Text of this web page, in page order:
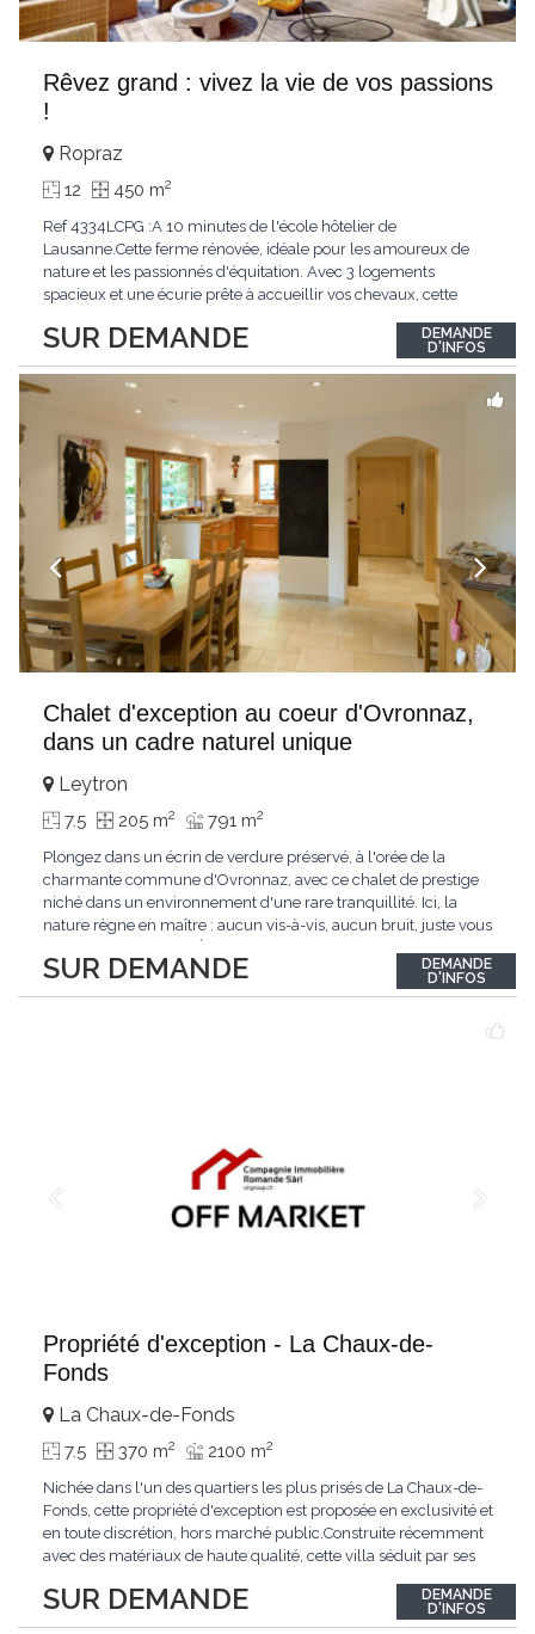
Rêvez grand : vivez la vie de vos passions
!
SUR DEMANDE
Ropraz
12 450 m2
Ref 4334LCPG :A 10 minutes de l'école hôtelier de
Lausanne.Cette ferme rénovée, idéale pour les amoureux de
nature et les passionnés d'équitation. Avec 3 logements
spacieux et une écurie prête à accueillir vos chevaux, cette
authentique et confort moderne. - 3 logements confortables :
duplex 2,5 pièces, duplex 4,5 pièces avec...
DEMANDE
D'INFOS
Chalet d'exception au coeur d'Ovronnaz,
dans un cadre naturel unique
SUR DEMANDE
Leytron
7.5 205 m2 791 m2
Plongez dans un écrin de verdure préservé, à l'orée de la
charmante commune d'Ovronnaz, avec ce chalet de prestige
niché dans un environnement d'une rare tranquillité. Ici, la
nature règne en maître : aucun vis-à-vis, aucun bruit, juste vous
par ses finitions de très haut standing et ses matériaux nobles.
Le bois de mélèze...
DEMANDE
D'INFOS
Propriété d'exception - La Chaux-de-
Fonds
SUR DEMANDE
La Chaux-de-Fonds
7.5 370 m2 2100 m2
Nichée dans l'un des quartiers les plus prisés de La Chaux-de-
Fonds, cette propriété d'exception est proposée en exclusivité et
en toute discrétion, hors marché public.Construite récemment
avec des matériaux de haute qualité, cette villa séduit par ses
remarquable.L'espace de vie s'ouvre sur un jardin avec piscine,
un véritable...
DEMANDE
D'INFOS